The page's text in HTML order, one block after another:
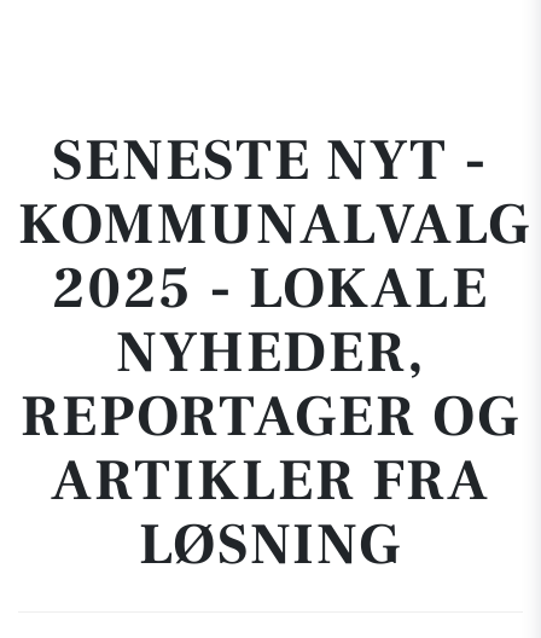
SENESTE NYT -
KOMMUNALVALG
2025 - LOKALE
NYHEDER,
REPORTAGER OG
ARTIKLER FRA
LØSNING